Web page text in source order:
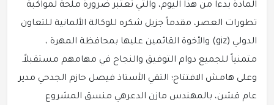
المادة بدءاً من هذا اليوم، والتي تعتبر ضرورة ملحة لمواكبة
تطورات العصر، مقدماً جزيل شكره للوكالة الألمانية للتعاون
الدولي (giz) والأخوة القائمين عليها بمحافظة المهرة ،
متمنياً للجميع دوام التوفيق والنجاح في مهامهم مستقبلاً.
وعلى هامش الافتتاح؛ التقي الأستاذ فيصل حازم الجدحي مدير
عام قشن، بالمهندس مازن الدعرهي منسق المشروع